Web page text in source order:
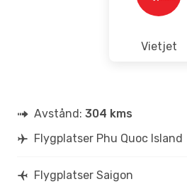
Vietjet
Avstånd: 304 kms
Flygplatser Phu Quoc Island
Flygplatser Saigon